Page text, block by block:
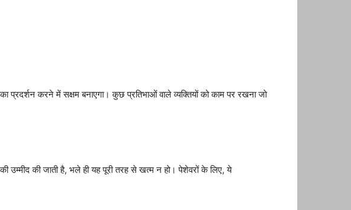
प्रदर्शन करने में सक्षम बनाएगा। कुछ प्रतिभाओं वाले व्यक्तियों को काम पर रखना जो
उम्मीद की जाती है, भले ही यह पूरी तरह से खत्म न हो। पेशेवरों के लिए, ये